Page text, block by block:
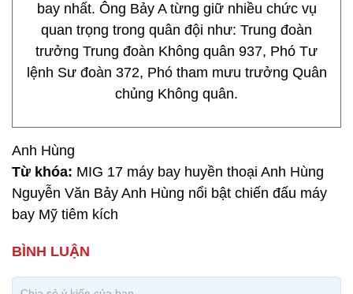
bay nhất. Ông Bảy A từng giữ nhiều chức vụ
quan trọng trong quân đội như: Trung đoàn
trưởng Trung đoàn Không quân 937, Phó Tư
lệnh Sư đoàn 372, Phó tham mưu trưởng Quân
chủng Không quân.
Anh Hùng
Từ khóa: MIG 17 máy bay huyền thoại Anh Hùng
Nguyễn Văn Bảy Anh Hùng nổi bật chiến đấu máy
bay Mỹ tiêm kích